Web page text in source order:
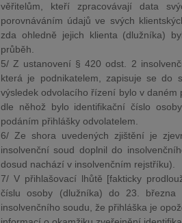
věřitelům, kteří zpracovávají data
porovnáváním údajů ve svých
zda ohledně jejich klienta (dlužníka)
průběh.
5/ Z ustanovení § 420 odst. 2
která je podnikatelem, zapisuje se do
výsledek odvolacího řízení bylo v daném
dle něhož bylo identifikační číslo
podáním přihlášky odvolatelem.
6/ Ze shora uvedených zjištění je
insolvenční soud doplnil do
dosud nachází v insolvenčním rejstříku).
7/ V přihlašovací lhůtě [fakticky
číslu osoby (dlužníka) do 23. března
insolvenčního soudu, že přihláška je